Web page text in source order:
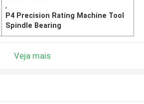
,
P4 Precision Rating Machine Tool
Spindle Bearing
Veja mais